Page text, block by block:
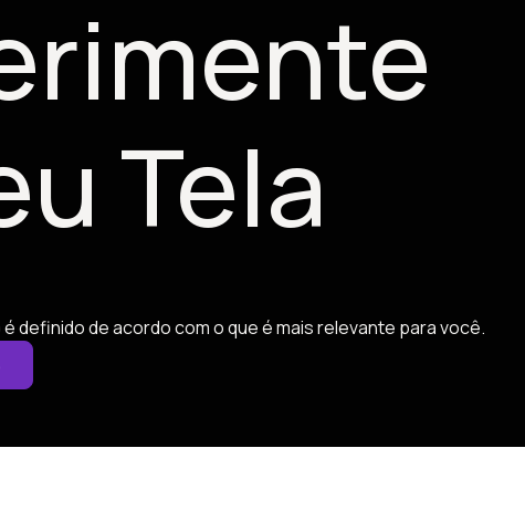
Tela
definido de acordo com o que é mais relevante para você.